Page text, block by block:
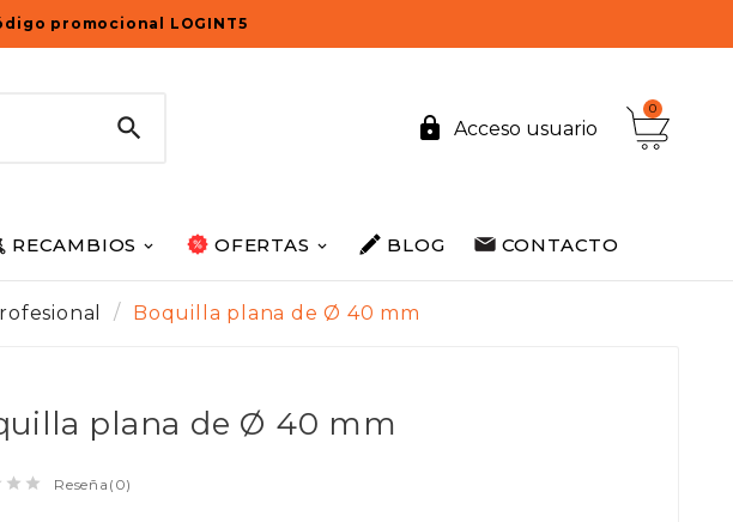
promocional LOGINT5
  Acceso usuario
0
RECAMBIOS OFERTAS BLOG CONTACTO
Boquilla plana de Ø 40 mm
plana de Ø 40 mm
  Reseña(0)